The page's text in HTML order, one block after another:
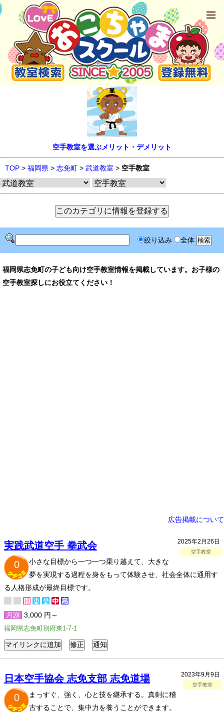
空手教室を選ぶメリット・デメリット
TOP > 福岡県 > 志免町 > 武道教室 > 空手教室
絞り込み 全体
福岡県志免町の子ども向け空手教室情報を掲載しています。お子様の
空手教室探しにお役立てください！
広告掲載について
2025年2月26日
空手教室
実践武道空手 拳武会
0
小さな目標から一つ一つ乗り越えて、大きな
夢を実現する過程を身をもって体験させ、社会全体に通用す
る人格形成が最終目標です。
月謝 3,000 円～
福岡県志免町別府東1-7-1
2023年9月9日
空手教室
日本空手協会 志免支部 志免道場
0
まっすぐ、強く、心と技を継承する。真剣に稽
古することで、集中力を養うことができます。